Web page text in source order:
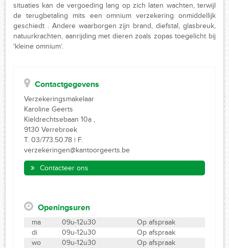
situaties kan de vergoeding lang op zich laten wachten, terwijl
de terugbetaling mits een omnium verzekering onmiddellijk
geschiedt . Andere waarborgen zijn brand, diefstal, glasbreuk,
natuurkrachten, aanrijding met dieren zoals zopas toegelicht bij
‘kleine omnium’.
Contactgegevens
Verzekeringsmakelaar
Karoline Geerts
Kieldrechtsebaan 10a ,
9130 Verrebroek
T. 03/773.50.78 | F.
verzekeringen@kantoorgeerts.be
Contacteer ons
Openingsuren
ma 09u-12u30
Op afspraak
di
09u-12u30
Op afspraak
wo
09u-12u30
Op afspraak